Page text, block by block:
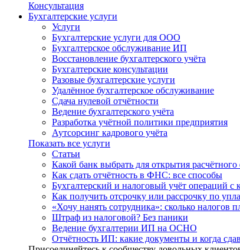
Консультация
Бухгалтерские услуги
Услуги
Бухгалтерские услуги для ООО
Бухгалтерское обслуживание ИП
Восстановление бухгалтерского учёта
Бухгалтерские консультации
Разовые бухгалтерские услуги
Удалённое бухгалтерское обслуживание
Сдача нулевой отчётности
Ведение бухгалтерского учёта
Разработка учётной политики предприятия
Аутсорсинг кадрового учёта
Показать все услуги
Статьи
Какой банк выбрать для открытия расчётного
Как сдать отчётность в ФНС: все способы
Бухгалтерский и налоговый учёт операций с
Как получить отсрочку или рассрочку по
«Хочу нанять сотрудника»: сколько налогов
Штраф из налоговой? Без паники
Ведение бухгалтерии ИП на ОСНО
Отчётность ИП: какие документы и когда